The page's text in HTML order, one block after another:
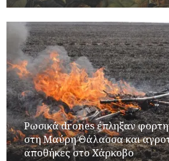
Ρωσικά drones έπληξαν
στη Μαύρη Θάλασσα και
αποθήκες στο Χάρκοβο